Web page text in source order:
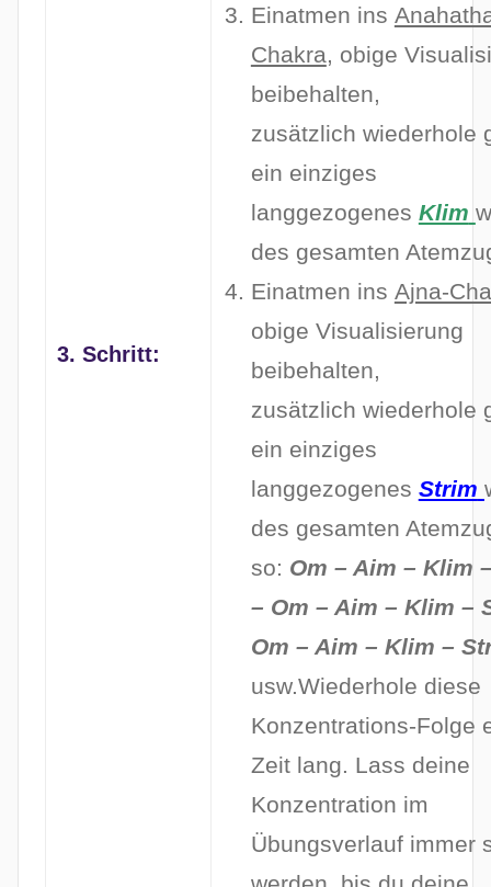
3. Schritt:
Einatmen ins
Chakra, obige
beibehalten,
zusätzlich wiederhole
ein einziges
langgezogenes Klim
des gesamten
Einatmen ins Ajna-
obige Visualisierung
beibehalten,
zusätzlich wiederhole
ein einziges
langgezogenes Strim
des gesamten
so: Om – Aim – Klim
– Om – Aim – Klim –
Om – Aim – Klim –
usw.Wiederhole diese
Konzentrations-Folge
Zeit lang. Lass deine
Konzentration im
Übungsverlauf immer